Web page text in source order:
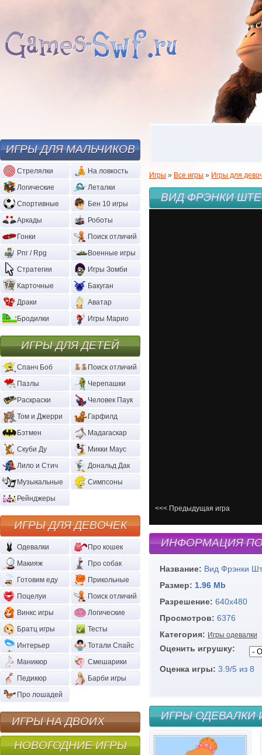
Игры » Все игры » Игры для
ВИД ФРЭНКИ
<<< Предыдущая игра
ИНФОРМАЦИЯ
Название: Вид Фрэнки
Размер: 1.96 Mb
Разрешение: 640х480
Просмотров: 6376
Категория: Игры одевалки
Оценить игрушку:
Оценка игры: 3.9/5 из 8
ИГРЫ ОДЕВАЛКИ
ИГРЫ ДЛЯ МАЛЬЧИКОВ
Стрелялки
На ловкость
Логические
Леталки
Спортивные
Бен 10 игры
Аркады
Роботы
Гонки
Поиск отличий
Рпг / Rpg
Военные игры
Стратегии
Игры Зомби
Карточные
Бакуган
Драки
Аватар
Бродилки
Игры Марио
ИГРЫ ДЛЯ ДЕТЕЙ
Спанч Боб
Поиск отличий
Пазлы
Черепашки
Раскраски
Человек Паук
Том и Джерри
Гарфилд
Бэтмен
Мадагаскар
Скуби Ду
Микки Маус
Лило и Стич
Дональд Дак
Музыкальные
Симпсоны
Рейнджеры
ИГРЫ ДЛЯ ДЕВОЧЕК
Одевалки
Про кошек
Макияж
Про собак
Готовим еду
Прикольные
Поцелуи
Поиск отличий
Винкс игры
Логические
Братц игры
Тесты
Интерьер
Тотали Спайс
Маникюр
Смешарики
Педикюр
Барби игры
Про лошадей
ИГРЫ НА ДВОИХ
НОВОГОДНИЕ ИГРЫ